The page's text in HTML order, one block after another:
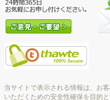
当サイトで表示される情報は、お
いただくための安全性確保を目的